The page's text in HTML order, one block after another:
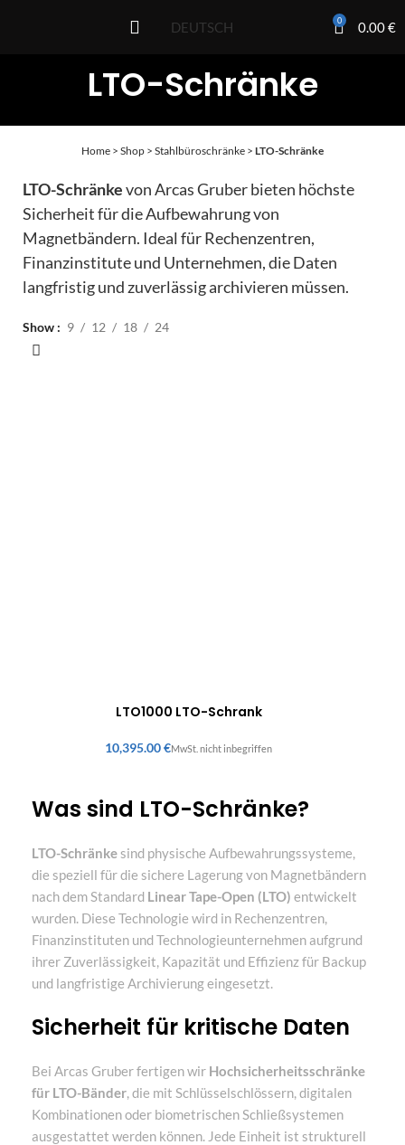
DEUTSCH 0 0.00€
LTO-Schränke
Home > Shop > Stahlbüroschränke > LTO-Schränke
LTO-Schränkevon Arcas Gruber bieten höchste
Sicherheit für die Aufbewahrung von
Magnetbändern. Ideal für Rechenzentren,
Finanzinstitute und Unternehmen, die Daten
langfristig und zuverlässig archivieren müssen.
Show 9 12 18 24
LTO1000 LTO-Schrank
€
Was sind LTO-Schränke?
LTO-Schränkesind physische Aufbewahrungssysteme,
die speziell für die sichere Lagerung von Magnetbändern
nach dem Standard Linear Tape-Open (LTO) entwickelt
wurden. Diese Technologie wird in Rechenzentren,
Finanzinstituten und Technologieunternehmen aufgrund
ihrer Zuverlässigkeit, Kapazität und Effizienz für Backup
und langfristige Archivierung eingesetzt.
Sicherheit für kritische Daten
Bei Arcas Gruber fertigen wir Hochsicherheitsschränke
für LTO-Bänder, die mit Schlüsselschlössern, digitalen
Kombinationen oder biometrischen Schließsystemen
ausgestattet werden können. Jede Einheit ist strukturell